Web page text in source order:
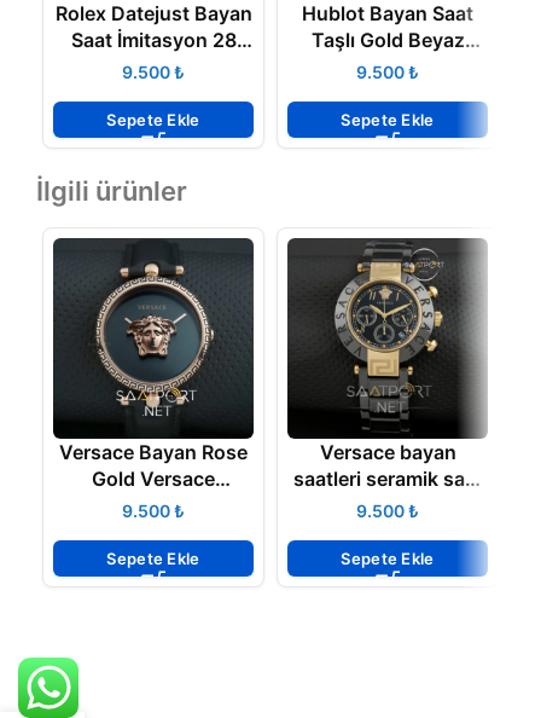
Rolex Datejust Bayan
Saat İmitasyon 28
fiyatları
₺
Sepete Ekle
Hublot Bayan Saat
Taşlı Gold Beyaz
Kadran
₺
Sepete Ekle
İlgili ürünler
Versace Bayan Rose
Gold Versace
VRSCVCO020017
₺
Sepete Ekle
Versace bayan
saatleri seramik saat
modeli
₺
Sepete Ekle